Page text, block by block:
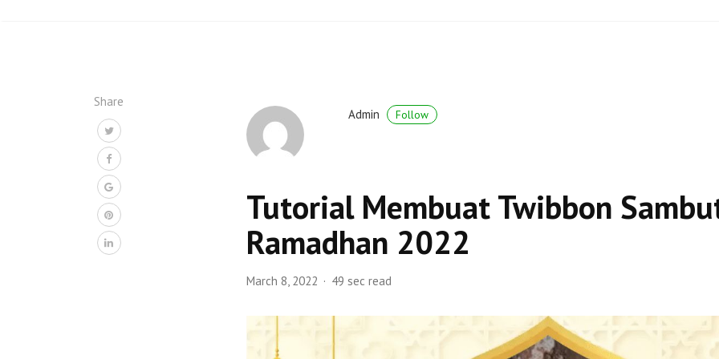
Share
Admin
Follow
Tutorial Membuat Twibbon
Ramadhan 2022
March 8, 2022 49 sec read